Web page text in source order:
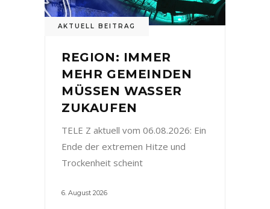
AKTUELL BEITRAG
REGION: IMMER
MEHR GEMEINDEN
MÜSSEN WASSER
ZUKAUFEN
TELE Z aktuell vom 06.08.2026: Ein
Ende der extremen Hitze und
Trockenheit scheint
6. August 2026